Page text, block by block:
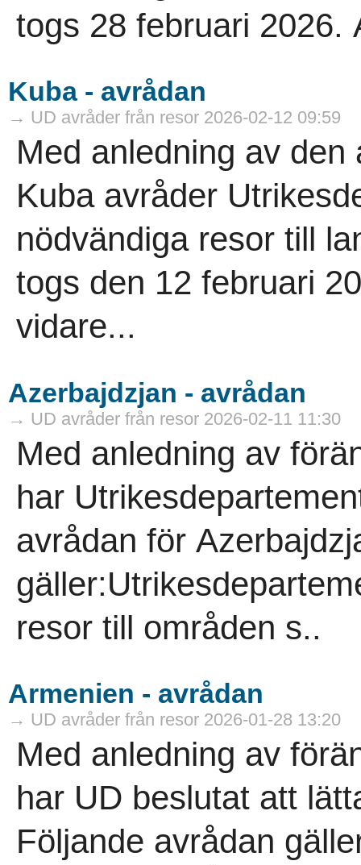
togs 28 februari 2026.
Kuba - avrådan
→ UD avråder från resor 2026-02-12 09:59
Med anledning av
Kuba avråder
nödvändiga resor till
togs den 12 februari
vidare...
Azerbajdzjan - avrådan
→ UD avråder från resor 2026-02-11 11:30
Med anledning av
har
avrådan för
resor till områden s..
Armenien - avrådan
→ UD avråder från resor 2026-01-28 13:20
Med anledning av
har UD beslutat att
Följande avrådan